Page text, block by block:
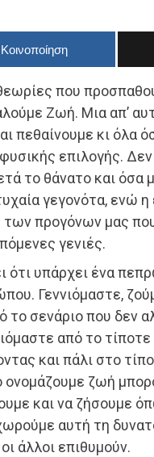
Κοινοποίηση
που
Ζωή. Μια απ’
πεθαίνουμε κι όλα
επιλογής.
το θάνατο και όσα
γεγονότα, ενώ η
προγόνων μας
γενιές.
ότι υπάρχει ένα
Γεννιόμαστε,
το σενάριο που δεν
από το τίποτε
και πάλι στο
ονομάζουμε ζωή
και να ζήσουμε
αυτή τη
άλλοι επιθυμούν.